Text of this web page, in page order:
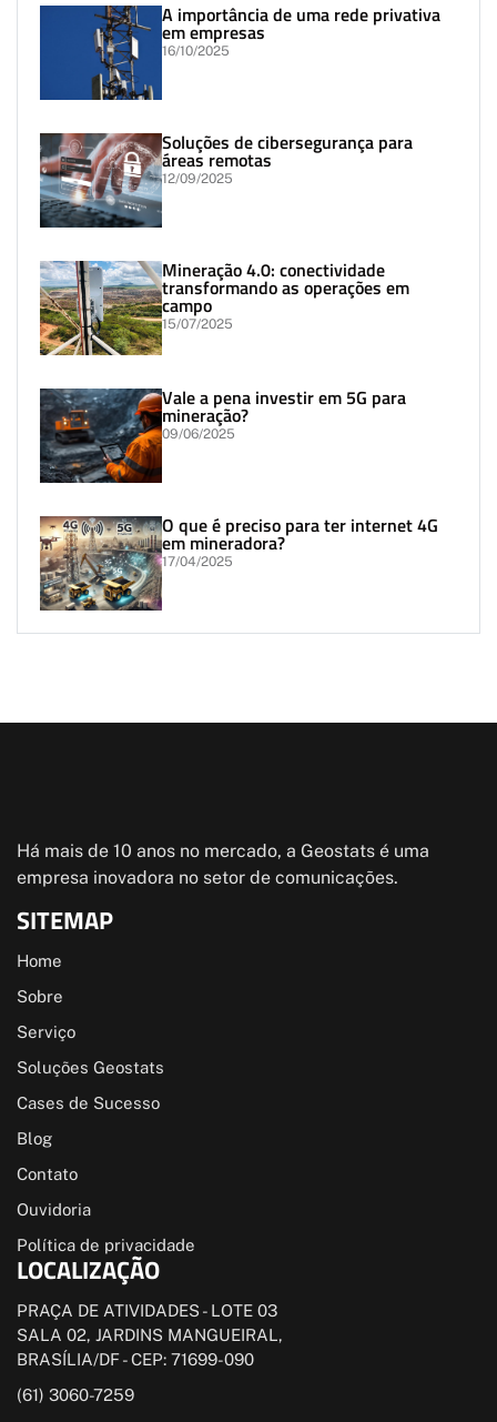
A importância de uma rede privativa
em empresas
16/10/2025
Soluções de cibersegurança para
áreas remotas
12/09/2025
Mineração 4.0: conectividade
transformando as operações em
campo
15/07/2025
Vale a pena investir em 5G para
mineração?
09/06/2025
O que é preciso para ter internet 4G
em mineradora?
17/04/2025
Há mais de 10 anos no mercado, a Geostats é uma
empresa inovadora no setor de comunicações.
SITEMAP
Home
Sobre
Serviço
Soluções Geostats
Cases de Sucesso
Blog
Contato
Ouvidoria
Política de privacidade
LOCALIZAÇÃO
PRAÇA DE ATIVIDADES - LOTE 03
SALA 02, JARDINS MANGUEIRAL,
BRASÍLIA/DF - CEP: 71699-090
(61) 3060-7259